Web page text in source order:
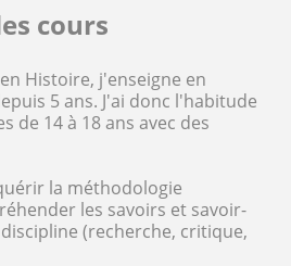
cours
Histoire, j'enseigne en
5 ans. J'ai donc l'habitude
de 14 à 18 ans avec des
la méthodologie
les savoirs et savoir-
(recherche, critique,